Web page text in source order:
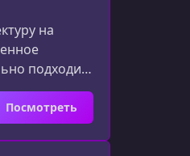
на
подходит
знания
реальный
Посмотреть